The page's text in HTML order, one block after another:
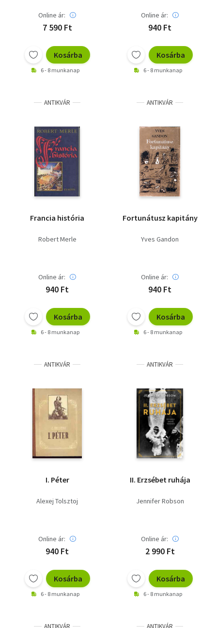
Online ár:
7 590 Ft
Kosárba
6 - 8 munkanap
Online ár:
940 Ft
Kosárba
6 - 8 munkanap
ANTIKVÁR
Francia história
Robert Merle
Online ár:
940 Ft
Kosárba
6 - 8 munkanap
ANTIKVÁR
Fortunátusz kapitány
Yves Gandon
Online ár:
940 Ft
Kosárba
6 - 8 munkanap
ANTIKVÁR
I. Péter
Alexej Tolsztoj
Online ár:
940 Ft
Kosárba
6 - 8 munkanap
ANTIKVÁR
II. Erzsébet ruhája
Jennifer Robson
Online ár:
2 990 Ft
Kosárba
6 - 8 munkanap
ANTIKVÁR ANTIKVÁR